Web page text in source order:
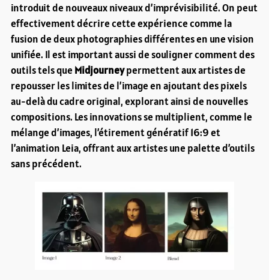
introduit de nouveaux niveaux d’imprévisibilité. On peut
effectivement décrire cette expérience comme la
fusion de deux photographies différentes en une vision
unifiée. Il est important aussi de souligner comment des
outils tels que Midjourneypermettent aux artistes de
repousser les limites de l’image en ajoutant des pixels
au-delà du cadre original, explorant ainsi de nouvelles
compositions. Les innovations se multiplient, comme le
mélange d’images, l’étirement génératif 16:9 et
l’animation Leia, offrant aux artistes une palette d’outils
sans précédent.